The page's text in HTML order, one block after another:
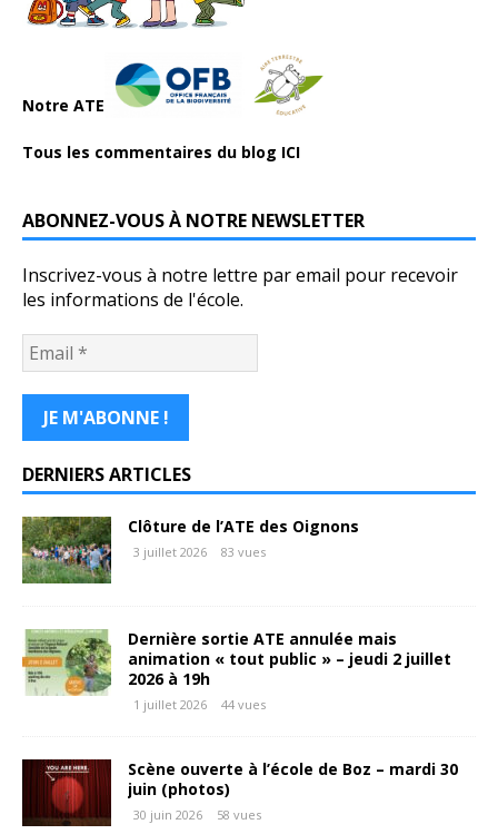
Notre ATE
Tous les commentaires du blog ICI
ABONNEZ-VOUS À NOTRE NEWSLETTER
Inscrivez-vous à notre lettre par email pour recevoir
les informations de l'école.
DERNIERS ARTICLES
Clôture de l’ATE des Oignons
3 juillet 2026 83 vues
Dernière sortie ATE annulée mais
animation « tout public » – jeudi 2 juillet
2026 à 19h
1 juillet 2026 44 vues
Scène ouverte à l’école de Boz – mardi 30
juin (photos)
30 juin 2026 58 vues